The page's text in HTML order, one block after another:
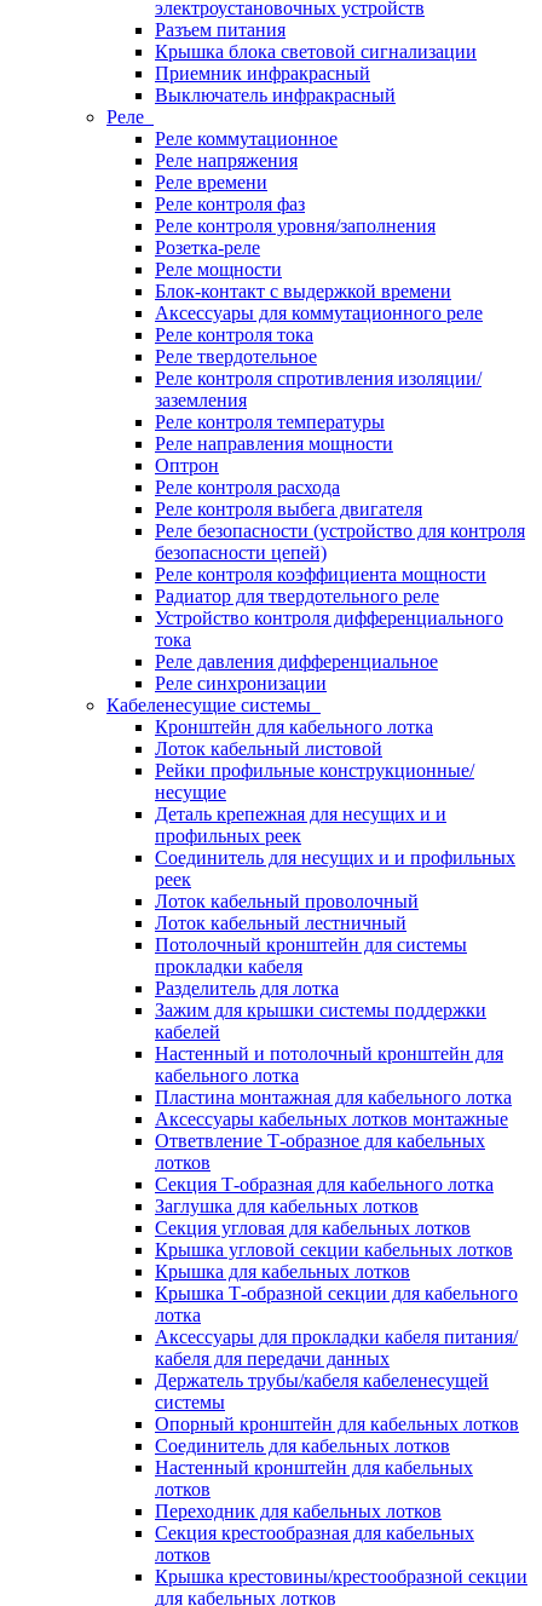
электроустановочных устройств
Разъем питания
Крышка блока световой сигнализации
Приемник инфракрасный
Выключатель инфракрасный
Реле
Реле коммутационное
Реле напряжения
Реле времени
Реле контроля фаз
Реле контроля уровня/заполнения
Розетка-реле
Реле мощности
Блок-контакт с выдержкой времени
Аксессуары для коммутационного реле
Реле контроля тока
Реле твердотельное
Реле контроля спротивления изоляции/
заземления
Реле контроля температуры
Реле направления мощности
Оптрон
Реле контроля расхода
Реле контроля выбега двигателя
Реле безопасности (устройство для контроля
безопасности цепей)
Реле контроля коэффициента мощности
Радиатор для твердотельного реле
Устройство контроля дифференциального
тока
Реле давления дифференциальное
Реле синхронизации
Кабеленесущие системы
Кронштейн для кабельного лотка
Лоток кабельный листовой
Рейки профильные конструкционные/
несущие
Деталь крепежная для несущих и и
профильных реек
Соединитель для несущих и и профильных
реек
Лоток кабельный проволочный
Лоток кабельный лестничный
Потолочный кронштейн для системы
прокладки кабеля
Разделитель для лотка
Зажим для крышки системы поддержки
кабелей
Настенный и потолочный кронштейн для
кабельного лотка
Пластина монтажная для кабельного лотка
Аксессуары кабельных лотков монтажные
Ответвление Т-образное для кабельных
лотков
Секция Т-образная для кабельного лотка
Заглушка для кабельных лотков
Секция угловая для кабельных лотков
Крышка угловой секции кабельных лотков
Крышка для кабельных лотков
Крышка Т-образной секции для кабельного
лотка
Аксессуары для прокладки кабеля питания/
кабеля для передачи данных
Держатель трубы/кабеля кабеленесущей
системы
Опорный кронштейн для кабельных лотков
Соединитель для кабельных лотков
Настенный кронштейн для кабельных
лотков
Переходник для кабельных лотков
Секция крестообразная для кабельных
лотков
Крышка крестовины/крестообразной секции
для кабельных лотков